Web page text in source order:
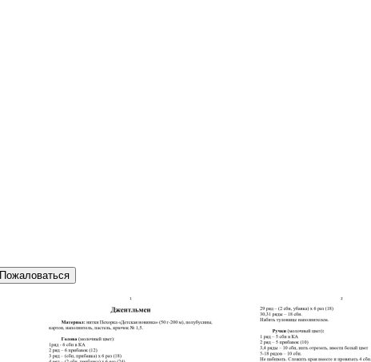
Пожаловаться